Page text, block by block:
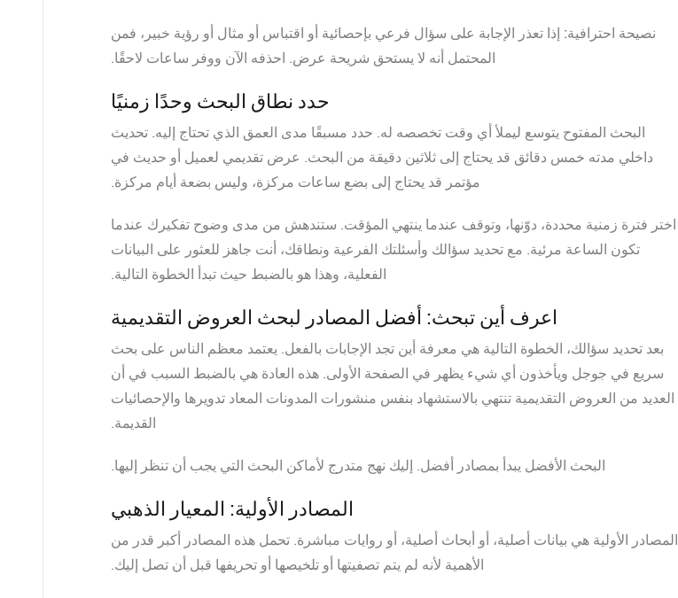
نصيحة احترافية: إذا تعذر الإجابة على سؤال فرعي بإحصائية أو اقتباس أو مثال أو رؤية خبير، فمن
المحتمل أنه لا يستحق شريحة عرض. احذفه الآن ووفر ساعات لاحقًا.
حدد نطاق البحث وحدًا زمنيًا
البحث المفتوح يتوسع ليملأ أي وقت تخصصه له. حدد مسبقًا مدى العمق الذي تحتاج إليه. تحديث
داخلي مدته خمس دقائق قد يحتاج إلى ثلاثين دقيقة من البحث. عرض تقديمي لعميل أو حديث في
مؤتمر قد يحتاج إلى بضع ساعات مركزة، وليس بضعة أيام مركزة.
اختر فترة زمنية محددة، دوّنها، وتوقف عندما ينتهي المؤقت. ستندهش من مدى وضوح تفكيرك عندما
تكون الساعة مرئية. مع تحديد سؤالك وأسئلتك الفرعية ونطاقك، أنت جاهز للعثور على البيانات
الفعلية، وهذا هو بالضبط حيث تبدأ الخطوة التالية.
اعرف أين تبحث: أفضل المصادر لبحث العروض التقديمية
بعد تحديد سؤالك، الخطوة التالية هي معرفة أين تجد الإجابات بالفعل. يعتمد معظم الناس على بحث
سريع في جوجل ويأخذون أي شيء يظهر في الصفحة الأولى. هذه العادة هي بالضبط السبب في أن
العديد من العروض التقديمية تنتهي بالاستشهاد بنفس منشورات المدونات المعاد تدويرها والإحصائيات
القديمة.
البحث الأفضل يبدأ بمصادر أفضل. إليك نهج متدرج لأماكن البحث التي يجب أن تنظر إليها.
المصادر الأولية: المعيار الذهبي
المصادر الأولية هي بيانات أصلية، أو أبحاث أصلية، أو روايات مباشرة. تحمل هذه المصادر أكبر قدر من
الأهمية لأنه لم يتم تصفيتها أو تلخيصها أو تحريفها قبل أن تصل إليك.